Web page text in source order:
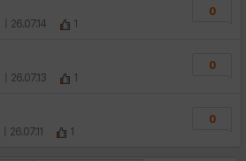
| 26.07.14 1
0
| 26.07.13 1
0
| 26.07.11 1
0